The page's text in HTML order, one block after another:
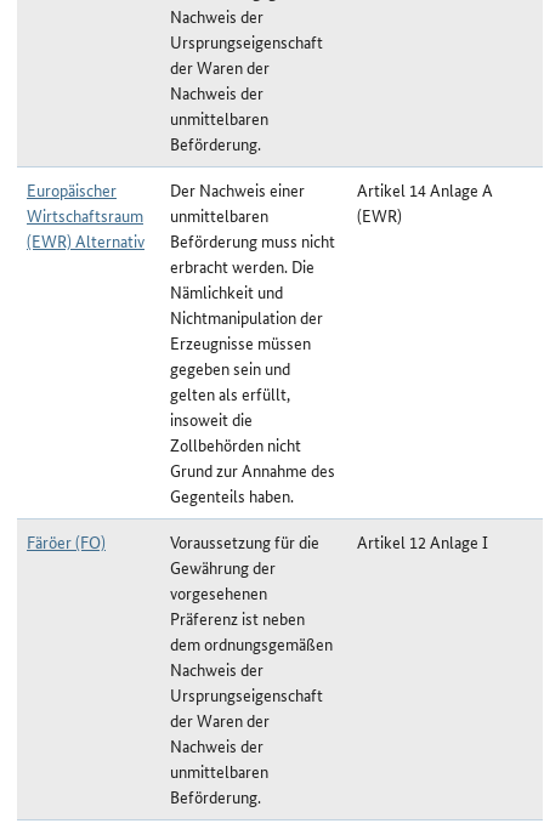
Nachweis der
Ursprungseigenschaft
der Waren der
Nachweis der
unmittelbaren
Beförderung.
Europäischer
Wirtschaftsraum
(EWR) Alternativ
Der Nachweis einer
unmittelbaren
Beförderung muss nicht
erbracht werden. Die
Nämlichkeit und
Nichtmanipulation der
Erzeugnisse müssen
gegeben sein und
gelten als erfüllt,
insoweit die
Zollbehörden nicht
Grund zur Annahme des
Gegenteils haben.
Artikel 14 Anlage A
(EWR)
Färöer (FO)
Voraussetzung für die
Gewährung der
vorgesehenen
Präferenz ist neben
dem ordnungsgemäßen
Nachweis der
Ursprungseigenschaft
der Waren der
Nachweis der
unmittelbaren
Beförderung.
Artikel 12 Anlage I